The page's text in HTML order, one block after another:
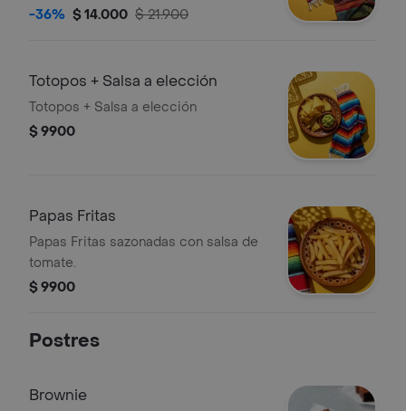
guacamole y pico de gallo.
-36% $ 14.000 $ 21.900
Totopos + Salsa a elección
Totopos + Salsa a elección
$ 9900
Papas Fritas
Papas Fritas sazonadas con salsa de
tomate.
$ 9900
Postres
Brownie